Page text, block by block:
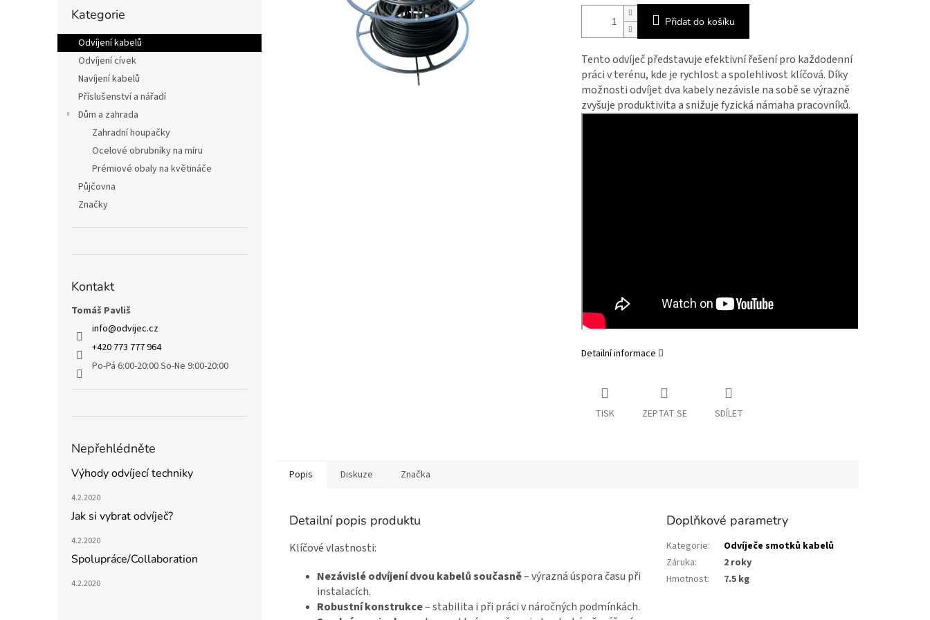
l
kategorie
Kategorie
Odvíjení kabelů
Odvíjení cívek
Navíjení kabelů
Příslušenství a nářadí
Dům a zahrada
Zahradní houpačky
Ocelové obrubníky na míru
Prémiové obaly na květináče
Půjčovna
Značky
Kontakt
Tomáš Pavliš
info@odvijec.cz
+420 773 777 964
Po-Pá 6:00-20:00 So-Ne 9:00-20:00
Nepřehlédněte
Výhody odvíjecí techniky
4.2.2020
Jak si vybrat odvíječ?
4.2.2020
Spolupráce/Collaboration
4.2.2020
Přidat do košíku
Tento odvíječ představuje efektivní řešení pro každodenní
práci v terénu, kde je rychlost a spolehlivost klíčová. Díky
možnosti odvíjet dva kabely nezávisle na sobě se výrazně
zvyšuje produktivita a snižuje fyzická námaha pracovníků.
Detailní informace
TISK ZEPTAT SE SDÍLET
Popis Diskuze Značka
Detailní popis produktu
Klíčové vlastnosti:
Nezávislé odvíjení dvou kabelů současně– výrazná úspora času při
instalacích.
Robustní konstrukce– stabilita i při práci v náročných podmínkách.
Doplňkové parametry
Kategorie:
Odvíječe smotků kabelů
Záruka:
2 roky
Hmotnost: 7.5 kg